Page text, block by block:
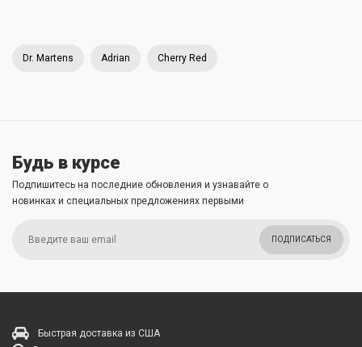
Dr. Martens Adrian Cherry Red
Будь в курсе
Подпишитесь на последние обновления и узнавайте о
новинках и специальных предложениях первыми
ПОДПИСАТЬСЯ
Быстрая доставка из США